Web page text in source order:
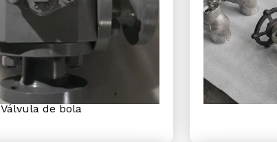
Válvula de bola